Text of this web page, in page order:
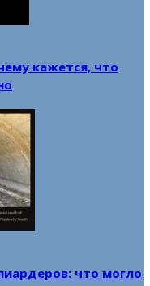
кажется, что
что могло